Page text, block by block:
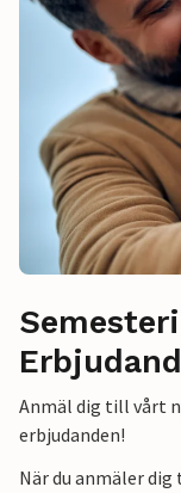
Anmäl dig till vårt
erbjudanden!
När du anmäler